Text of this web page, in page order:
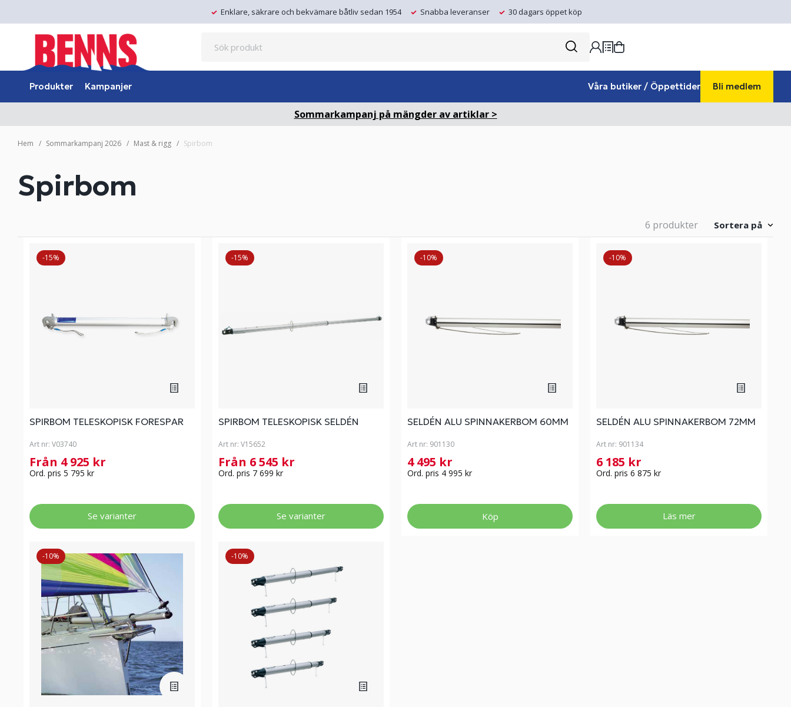
Enklare, säkrare och bekvämare båtliv sedan 1954 Snabba leveranser 30 dagars öppet köp
Produkter Kampanjer Våra butiker / Öppettider Bli medlem
Sommarkampanj på mängder av artiklar >
Hem Sommarkampanj 2026 Mast & rigg Spirbom
Spirbom
6 produkter Sortera på
-15%
SPIRBOM TELESKOPISK FORESPAR
Art nr: V03740
Från 4 925 kr
Ord. pris 5 795 kr
Se varianter
-15%
SPIRBOM TELESKOPISK SELDÉN
Art nr: V15652
Från 6 545 kr
Ord. pris 7 699 kr
Se varianter
-10%
SELDÉN ALU SPINNAKERBOM 60MM
Art nr: 901130
4 495 kr
Ord. pris 4 995 kr
Köp
-10%
SELDÉN ALU SPINNAKERBOM 72MM
Art nr: 901134
6 185 kr
Ord. pris 6 875 kr
Läs mer
-10% -10%